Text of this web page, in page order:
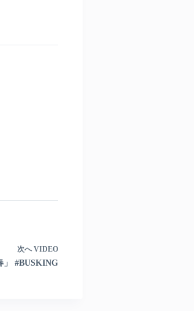
次へVIDEO
」 #BUSKING